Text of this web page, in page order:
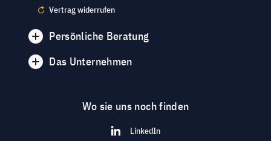
Vertrag widerrufen
Persönliche Beratung
Das Unternehmen
Wo sie uns noch finden
LinkedIn